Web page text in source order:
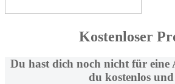
Kostenloser
Du hast dich noch nicht für
du kostenlos